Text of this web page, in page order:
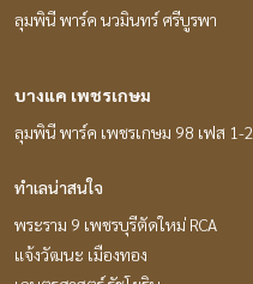
ลุมพินี พาร์ค นวมินทร์ ศรีบูรพา
บางแค เพชรเกษม
ลุมพินี พาร์ค เพชรเกษม 98 เฟส 1-2
ทำเลน่าสนใจ
พระราม 9 เพชรบุรีตัดใหม่ RCA
แจ้งวัฒนะ เมืองทอง